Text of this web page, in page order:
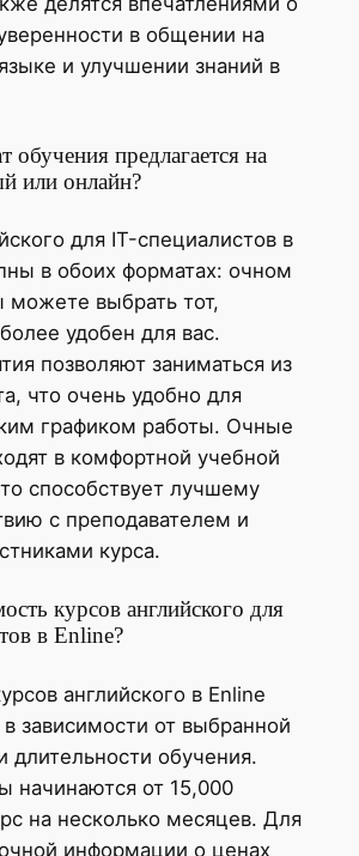
в общении на
и улучшении знаний в
обучения предлагается на
или онлайн?
для IT-специалистов в
в обоих форматах: очном
можете выбрать тот,
удобен для вас.
позволяют заниматься из
что очень удобно для
графиком работы. Очные
в комфортной учебной
способствует лучшему
с преподавателем и
курса.
курсов английского для
в Enline?
английского в Enline
в зависимости от выбранной
длительности обучения.
начинаются от 15,000
на несколько месяцев. Для
информации о ценах